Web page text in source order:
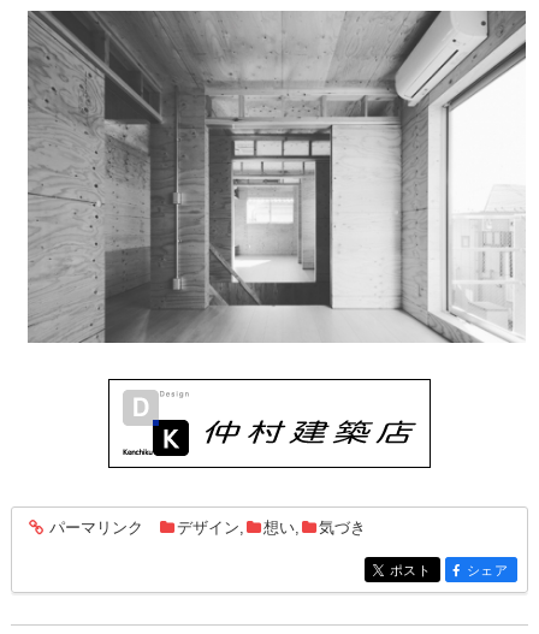
entry2497
パーマリンク デザイン, 想い, 気づき
entry2497
ポスト entry2497
シェア